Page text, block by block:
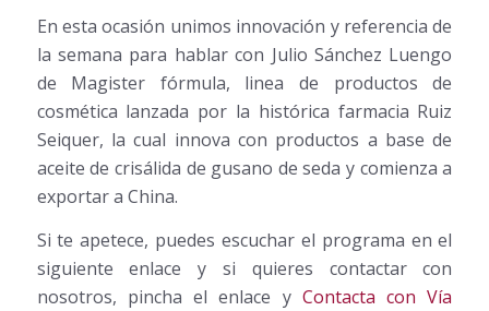
En esta ocasión unimos innovación y referencia de
la semana para hablar con Julio Sánchez Luengo
de Magister fórmula, linea de productos de
cosmética lanzada por la histórica farmacia Ruiz
Seiquer, la cual innova con productos a base de
aceite de crisálida de gusano de seda y comienza a
exportar a China.
Si te apetece, puedes escuchar el programa en el
siguiente enlace y si quieres contactar con
nosotros, pincha el enlace y Contacta con Vía